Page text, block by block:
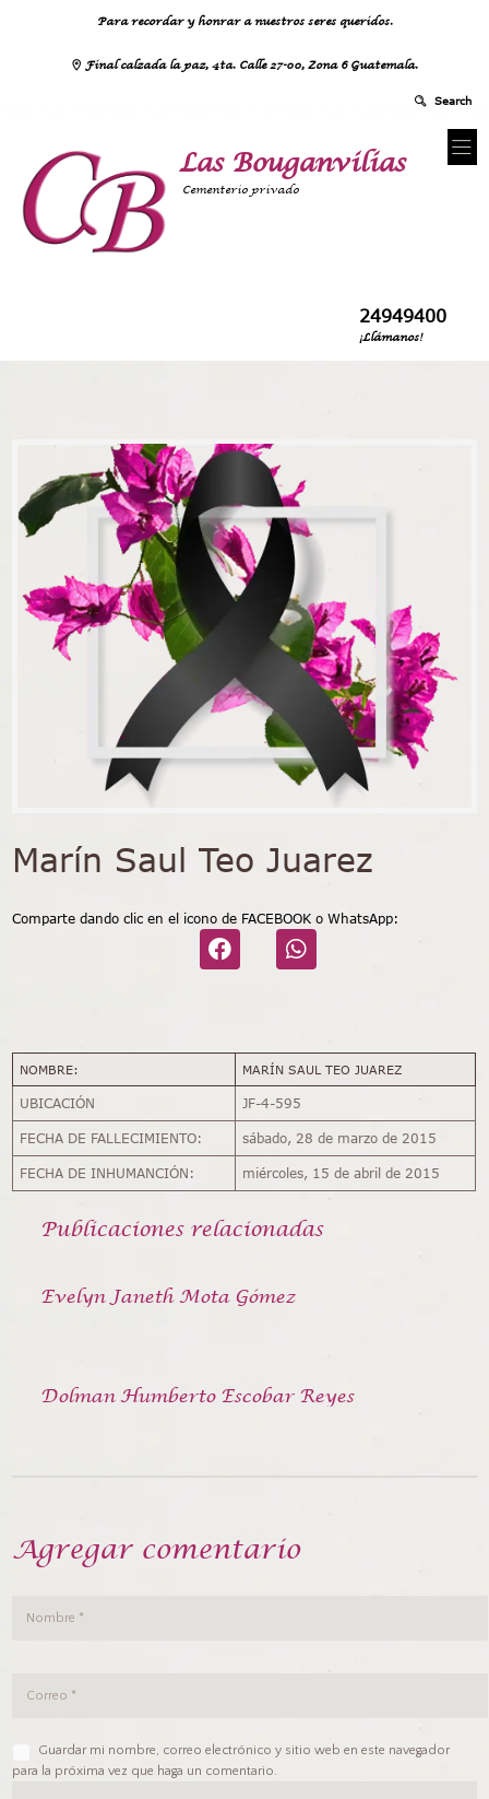
Para recordar y honrar a nuestros seres queridos.
Final calzada la paz, 4ta. Calle 27-00, Zona 6 Guatemala.
Las Bouganvilias
Cementerio privado
24949400
¡Llámanos!
Marín Saul Teo Juarez
Comparte dando clic en el icono de FACEBOOK o WhatsApp:
NOMBRE: MARÍN SAUL TEO JUAREZ
UBICACIÓN JF-4-595
FECHA DE FALLECIMIENTO: sábado, 28 de marzo de 2015
FECHA DE INHUMANCIÓN: miércoles, 15 de abril de 2015
Publicaciones relacionadas
Evelyn Janeth Mota Gómez
Dolman Humberto Escobar Reyes
Agregar comentario
Guardar mi nombre, correo electrónico y sitio web en este navegador
para la próxima vez que haga un comentario.